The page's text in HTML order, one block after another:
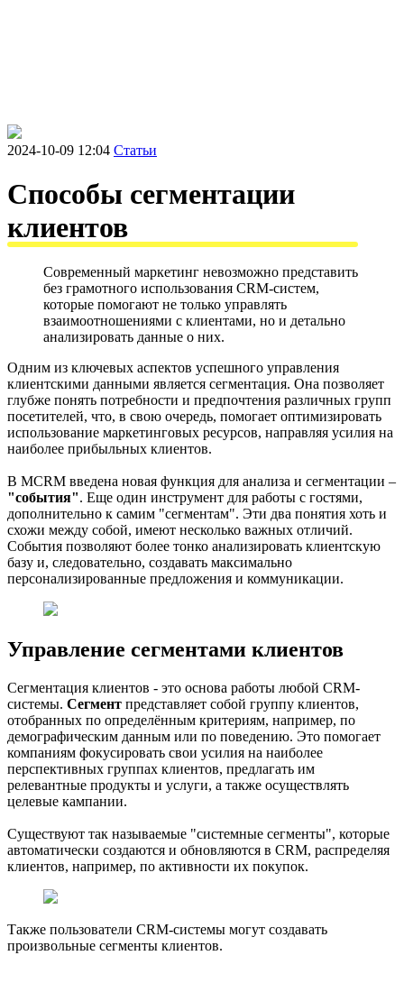
Блог о цифровом
маркетинге
2024-10-09 12:04 Статьи
Способы сегментации
клиентов
Современный маркетинг невозможно представить
без грамотного использования CRM-систем,
которые помогают не только управлять
взаимоотношениями с клиентами, но и детально
анализировать данные о них.
Одним из ключевых аспектов успешного управления
клиентскими данными является сегментация. Она позволяет
глубже понять потребности и предпочтения различных групп
посетителей, что, в свою очередь, помогает оптимизировать
использование маркетинговых ресурсов, направляя усилия на
наиболее прибыльных клиентов.
В MCRM введена новая функция для анализа и сегментации –
"события". Еще один инструмент для работы с гостями,
дополнительно к самим "сегментам". Эти два понятия хоть и
схожи между собой, имеют несколько важных отличий.
События позволяют более тонко анализировать клиентскую
базу и, следовательно, создавать максимально
персонализированные предложения и коммуникации.
Управление сегментами клиентов
Сегментация клиентов - это основа работы любой CRM-
системы. Сегмент представляет собой группу клиентов,
отобранных по определённым критериям, например, по
демографическим данным или по поведению. Это помогает
компаниям фокусировать свои усилия на наиболее
перспективных группах клиентов, предлагать им
релевантные продукты и услуги, а также осуществлять
целевые кампании.
Существуют так называемые "системные сегменты", которые
автоматически создаются и обновляются в CRM, распределяя
клиентов, например, по активности их покупок.
Также пользователи CRM-системы могут создавать
произвольные сегменты клиентов.